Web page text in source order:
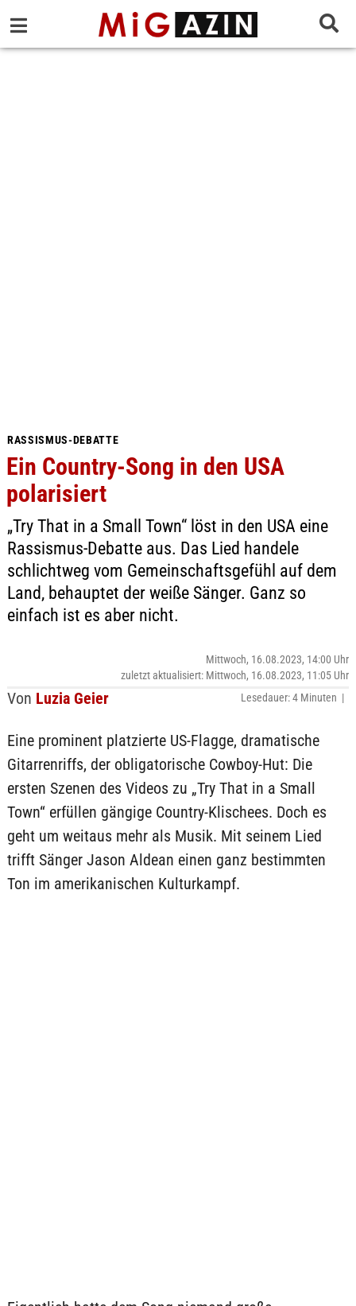
RASSISMUS-DEBATTE
Ein Country-Song in den USA
polarisiert
„Try That in a Small Town“ löst in den USA eine
Rassismus-Debatte aus. Das Lied handele
schlichtweg vom Gemeinschaftsgefühl auf dem
Land, behauptet der weiße Sänger. Ganz so
einfach ist es aber nicht.
Von Luzia Geier
Mittwoch, 16.08.2023, 14:00 Uhr
zuletzt aktualisiert: Mittwoch, 16.08.2023, 11:05 Uhr
Lesedauer: 4 Minuten |
Eine prominent platzierte US-Flagge, dramatische
Gitarrenriffs, der obligatorische Cowboy-Hut: Die
ersten Szenen des Videos zu „Try That in a Small
Town“ erfüllen gängige Country-Klischees. Doch es
geht um weitaus mehr als Musik. Mit seinem Lied
trifft Sänger Jason Aldean einen ganz bestimmten
Ton im amerikanischen Kulturkampf.